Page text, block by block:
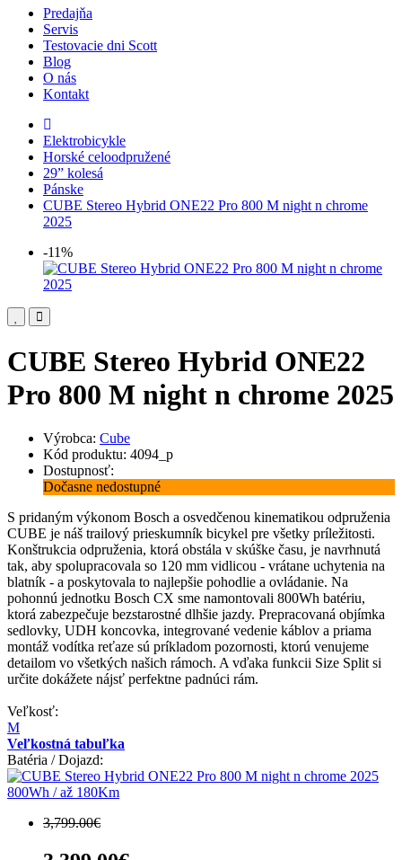
Predajňa
Servis
Testovacie dni Scott
Blog
O nás
Kontakt
Elektrobicykle
Horské celoodpružené
29” kolesá
Pánske
CUBE Stereo Hybrid ONE22 Pro 800 M night n chrome
2025
-11%
CUBE Stereo Hybrid ONE22
Pro 800 M night n chrome 2025
Výrobca: Cube
Kód produktu: 4094_p
Dostupnosť:
Dočasne nedostupné
S pridaným výkonom Bosch a osvedčenou kinematikou odpruženia
CUBE je náš trailový prieskumník bicykel pre všetky príležitosti.
Konštrukcia odpruženia, ktorá obstála v skúške času, je navrhnutá
tak, aby spolupracovala so 120 mm vidlicou - vrátane uchytenia na
blatník - a poskytovala to najlepšie pohodlie a ovládanie. Na
pohonnú jednotku Bosch CX sme namontovali 800Wh batériu,
ktorá zabezpečuje bezstarostné dlhšie jazdy. Prepracovaná objímka
sedlovky, UDH koncovka, integrované vedenie káblov a priama
montáž vodítka reťaze sú príkladom pozornosti, ktorú venujeme
detailom vo všetkých našich rámoch. A vďaka funkcii Size Split si
určite dokážete nájsť perfektne padnúci rám.
Veľkosť:
M
Veľkostná tabuľka
Batéria / Dojazd:
800Wh / až 180Km
3,799.00€